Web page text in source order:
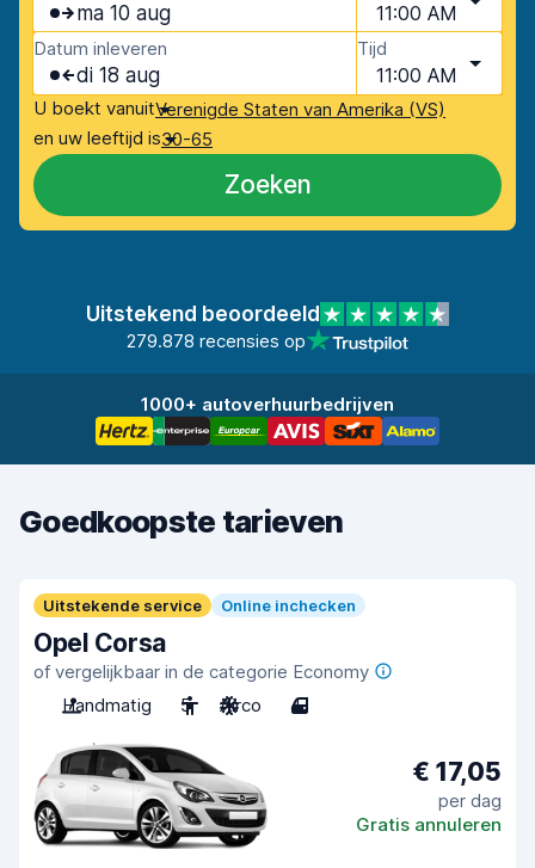
ma 10 aug 11:00 AM
Datum inleveren
di 18 aug
Tijd
11:00 AM
U boekt vanuitVerenigde Staten van Amerika (VS)
en uw leeftijd is30-65
Zoeken
Uitstekend beoordeeld
279.878 recensies op
1000+ autoverhuurbedrijven
Goedkoopste tarieven
Uitstekende service Online inchecken
Opel Corsa
of vergelijkbaar in de categorie Economy
Handmatig
5 Airco 4
€ 17,05
per dag
Gratis annuleren